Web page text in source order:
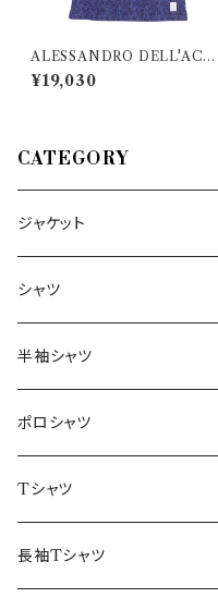
ALESSANDRO DELL'ACQ
UA（アレッサンドロデラクア） 半
袖ポロシャツ AD0587/M016
¥19,030
CATEGORY
ジャケット
～44/S
46/M
48/L
50/XL～
シャツ
～44/S
46/M
48/L
50/XL～
半袖シャツ
～44/S
46/M
48/L
ポロシャツ
～44/S
46/M
Tシャツ
～44/S
長袖Tシャツ